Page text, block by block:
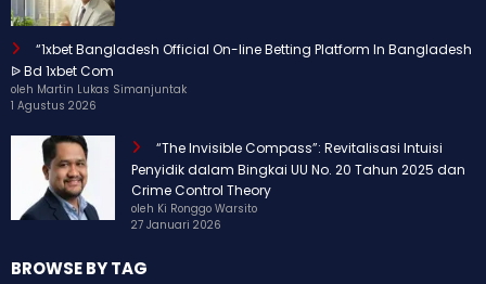
“1xbet Bangladesh Official On-line Betting Platform In Bangladesh
ᐉ Bd 1xbet Com
oleh Martin Lukas Simanjuntak
1 Agustus 2026
“The Invisible Compass”: Revitalisasi Intuisi
Penyidik dalam Bingkai UU No. 20 Tahun 2025 dan
Crime Control Theory
oleh Ki Ronggo Warsito
27 Januari 2026
BROWSE BY TAG